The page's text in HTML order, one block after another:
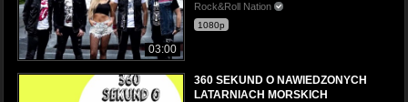
03:00
Rock&Roll Nation
1080p
360 SEKUND O NAWIEDZONYCH
LATARNIACH MORSKICH